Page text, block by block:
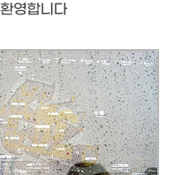
영합니다